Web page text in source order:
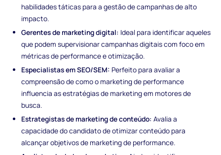
habilidades táticas para a gestão de campanhas de alto
impacto.
Gerentes de marketing digital: Ideal para identificar aqueles
que podem supervisionar campanhas digitais com foco em
métricas de performance e otimização.
Especialistas em SEO/SEM: Perfeito para avaliar a
compreensão de como o marketing de performance
influencia as estratégias de marketing em motores de
busca.
Estrategistas de marketing de conteúdo: Avalia a
capacidade do candidato de otimizar conteúdo para
alcançar objetivos de marketing de performance.